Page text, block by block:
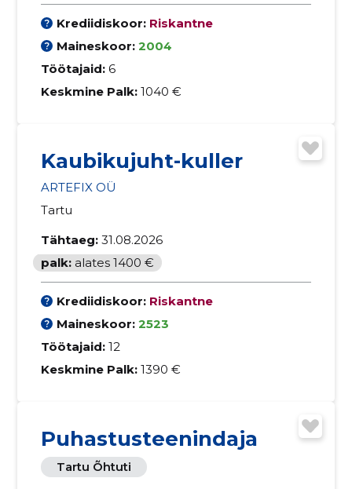
Krediidiskoor: Riskantne
Maineskoor: 2004
Töötajaid: 6
Keskmine Palk: 1040 €
Kaubikujuht-kuller
ARTEFIX OÜ
Tartu
Tähtaeg: 31.08.2026
palk: alates 1400 €
Krediidiskoor: Riskantne
Maineskoor: 2523
Töötajaid: 12
Keskmine Palk: 1390 €
Puhastusteenindaja
Tartu Õhtuti